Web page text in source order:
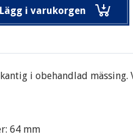
Lägg i varukorgen
i obehandlad mässing.
64 mm